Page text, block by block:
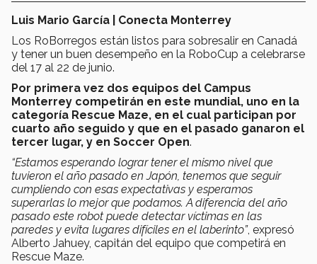
Luis Mario García | Conecta Monterrey
Los RoBorregos están listos para sobresalir en Canadá
y tener un buen desempeño en la RoboCup a celebrarse
del 17 al 22 de junio.
Por primera vez dos equipos del Campus
Monterrey competirán en este mundial, uno en la
categoría Rescue Maze, en el cual participan por
cuarto año seguido y que en el pasado ganaron el
tercer lugar, y en Soccer Open.
“Estamos esperando lograr tener el mismo nivel que
tuvieron el año pasado en Japón, tenemos que seguir
cumpliendo con esas expectativas y esperamos
superarlas lo mejor que podamos. A diferencia del año
pasado este robot puede detectar víctimas en las
paredes y evita lugares difíciles en el laberinto”, expresó
Alberto Jahuey, capitán del equipo que competirá en
Rescue Maze.